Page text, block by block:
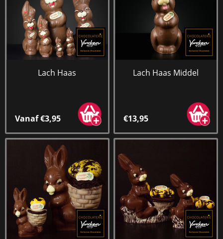
Lach Haas
Vanaf €3,95
Lach Haas Middel
€13,95